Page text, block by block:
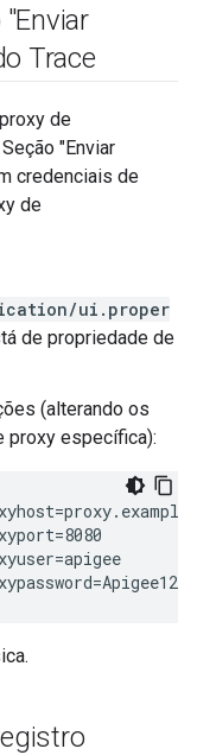
Trace
de
"Enviar
credenciais de
de
ui.proper
de propriedade de
(alterando os
proxy específica):